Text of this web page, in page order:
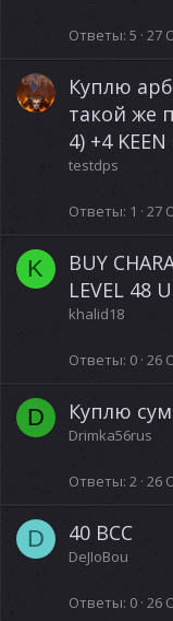
Ответы 5 27
Куплю
такой же
4) +4
testdps
Ответы 1 27
K
BUY
LEVEL 48
khalid18
Ответы 0 26
D Куплю
Drimka56rus
Ответы 2 26
D 40 BCC
DeJIoBou
Ответы 0 26